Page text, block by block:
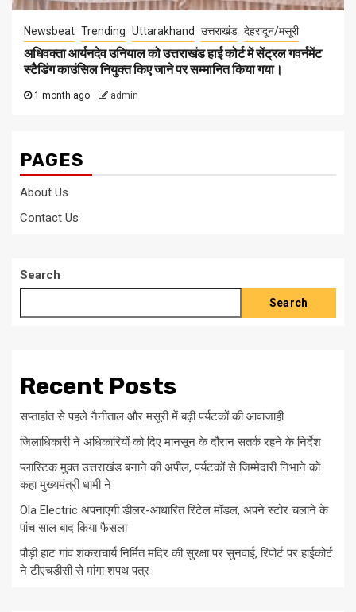
Newsbeat Trending Uttarakhand उत्तराखंड देहरादून/मसूरी
अधिवक्ता आर्यनदेव उनियाल को उत्तराखंड हाई कोर्ट में सेंट्रल गवर्नमेंट
स्टैडिंग काउंसिल नियुक्त किए जाने पर सम्मानित किया गया।
1 month ago admin
PAGES
About Us
Contact Us
Search
Search
Recent Posts
सप्ताहांत से पहले नैनीताल और मसूरी में बढ़ी पर्यटकों की आवाजाही
जिलाधिकारी ने अधिकारियों को दिए मानसून के दौरान सतर्क रहने के निर्देश
प्लास्टिक मुक्त उत्तराखंड बनाने की अपील, पर्यटकों से जिम्मेदारी निभाने को
कहा मुख्यमंत्री धामी ने
Ola Electric अपनाएगी डीलर-आधारित रिटेल मॉडल, अपने स्टोर चलाने के
पांच साल बाद किया फैसला
पौड़ी हाट गांव शंकराचार्य निर्मित मंदिर की सुरक्षा पर सुनवाई, रिपोर्ट पर हाईकोर्ट
ने टीएचडीसी से मांगा शपथ पत्र